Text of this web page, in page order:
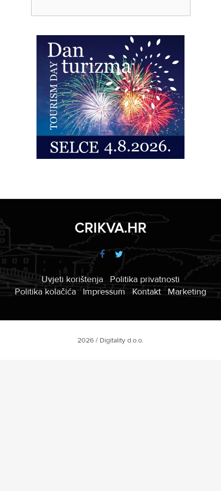
CRIKVA.HR
Uvjeti korištenja
Politika privatnosti
Politika kolačića
Impressum Kontakt Marketing
2026 / Digitality d.o.o.